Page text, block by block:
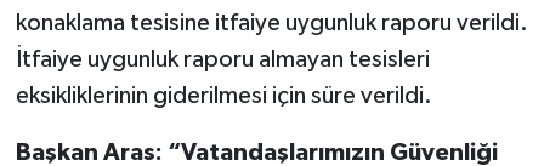
konaklama tesisine itfaiye uygunluk raporu verildi.
İtfaiye uygunluk raporu almayan tesisleri
eksikliklerinin giderilmesi için süre verildi.
Başkan Aras: “Vatandaşlarımızın Güvenliği